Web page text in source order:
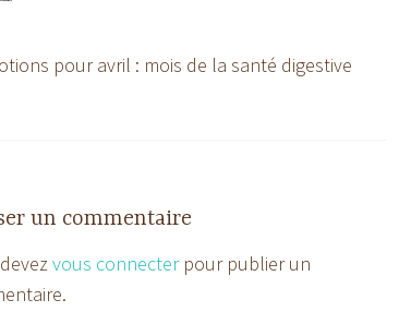
pour avril : mois de la santé digestive
un commentaire
vous connecterpour publier un